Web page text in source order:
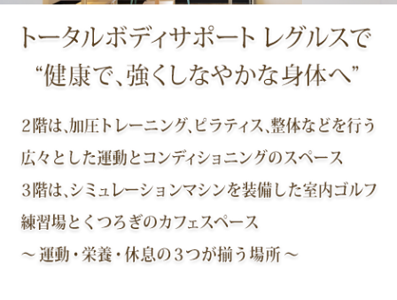
整体・リフレクソロジー マタニティ＆ベビーヨガ
親子・子供運動教室 シミュレーションゴルフ
よくある質問 Q&A
店舗紹介 Information
スケジュール